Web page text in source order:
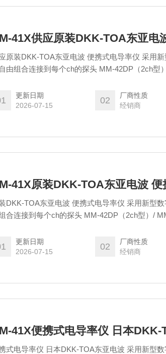
41X供应原装DKK-TOA东亚电
原装DKK-TOA东亚电波 便携式电导率仪 采用
由组合连接到每个ch的探头 MM-42DP（2ch型
更新日期
2026-07-15
02
厂商性质
经销商
41X原装DKK-TOA东亚电波 便
DKK-TOA东亚电波 便携式电导率仪 采用新型
合连接到每个ch的探头 MM-42DP（2ch型）/
更新日期
2026-07-15
02
厂商性质
经销商
41X便携式电导率仪 日本DKK-
式电导率仪 日本DKK-TOA东亚电波 采用新型